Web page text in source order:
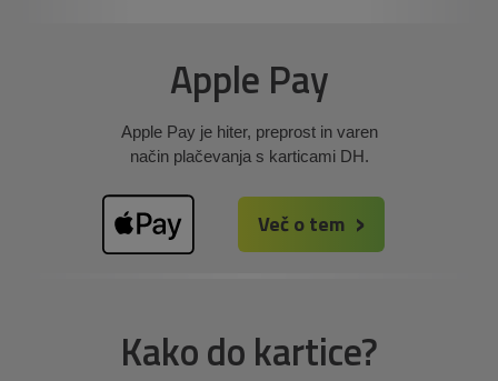
Apple Pay
Apple Pay je hiter, preprost in varen
način plačevanja s karticami DH.
Več o tem
Kako do kartice?